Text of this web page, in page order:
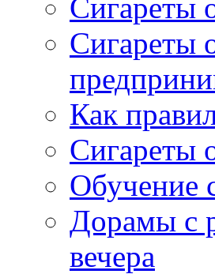
Сигареты
Сигареты
Как
Сигареты
Обучение
Дорамы с
вечера